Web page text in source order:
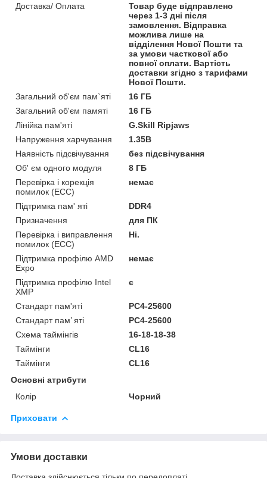
Доставка/ Оплата
Товар буде відправлено
через 1-3 дні після
замовлення. Відправка
можлива лише на
відділення Нової Пошти та
за умови часткової або
повної оплати. Вартість
доставки згідно з тарифами
Нової Пошти.
Загальний об'єм пам`яті
16 ГБ
Загальний об'єм памяті
16 ГБ
Лінійка пам'яті
G.Skill Ripjaws
Напруження харчування
1.35В
Наявність підсвічування
без підсвічування
Об' єм одного модуля
8 ГБ
Перевірка і корекція
помилок (ECC)
немає
Підтримка пам' яті
DDR4
Призначення
для ПК
Перевірка і виправлення
помилок (ECC)
Ні.
Підтримка профілю AMD
Expo
немає
Підтримка профілю Intel
XMP
є
Стандарт пам'яті
PC4-25600
Стандарт пам’ яті
PC4-25600
Схема таймінгів
16-18-18-38
Таймінги
CL16
Таймінги
CL16
Основні атрибути
Колір
Чорний
Приховати
Умови доставки